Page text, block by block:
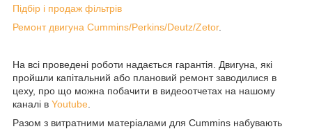
Підбір і продаж фільтрів
Ремонт двигуна Cummins/Perkins/Deutz/Zetor.
На всі проведені роботи надається гарантія. Двигуна, які
пройшли капітальний або плановий ремонт заводилися в
цеху, про що можна побачити в видеоотчетах на нашому
каналі в Youtube
Разом з витратними матеріалами для Cummins набувають